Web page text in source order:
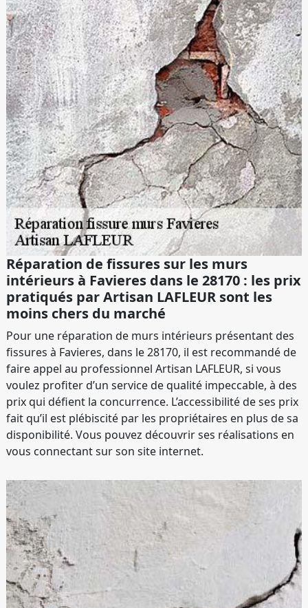
Réparation de fissures sur les murs
intérieurs à Favieres dans le 28170 : les prix
pratiqués par Artisan LAFLEUR sont les
moins chers du marché
Pour une réparation de murs intérieurs présentant des
fissures à Favieres, dans le 28170, il est recommandé de
faire appel au professionnel Artisan LAFLEUR, si vous
voulez profiter d’un service de qualité impeccable, à des
prix qui défient la concurrence. L’accessibilité de ses prix
fait qu’il est plébiscité par les propriétaires en plus de sa
disponibilité. Vous pouvez découvrir ses réalisations en
vous connectant sur son site internet.